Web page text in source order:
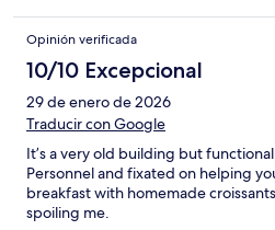
Opinión verificada
10/10 Excepcional
29 de enero de 2026
Traducir con Google
It’s a very old building but
Personnel and fixated on helping
breakfast with homemade
spoiling me.